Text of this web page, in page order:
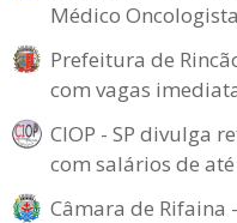
Médico
Prefeitura de
com vagas
CIOP - SP divulga
com salários de até
Câmara de Rifaina